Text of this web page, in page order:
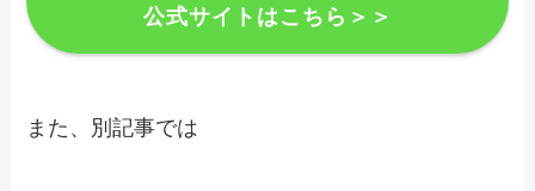
公式サイトはこちら＞＞
また、別記事では